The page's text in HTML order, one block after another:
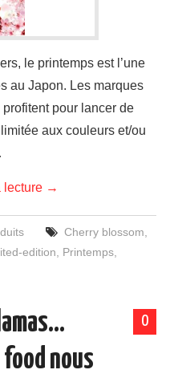
le printemps est l’une
au Japon. Les marques
pour lancer de
aux couleurs et/ou
lecture →
Cherry blossom
edition Printemps
0
nous